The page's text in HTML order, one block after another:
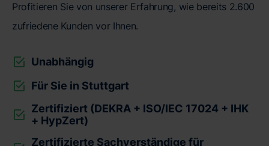
Profitieren Sie von unserer Erfahrung, wie bereits 2.600
zufriedene Kunden vor Ihnen.
Unabhängig
Für Sie in Stuttgart
Zertifiziert (DEKRA + ISO/IEC 17024 + IHK
+ HypZert)
Zertifizierte Sachverständige für